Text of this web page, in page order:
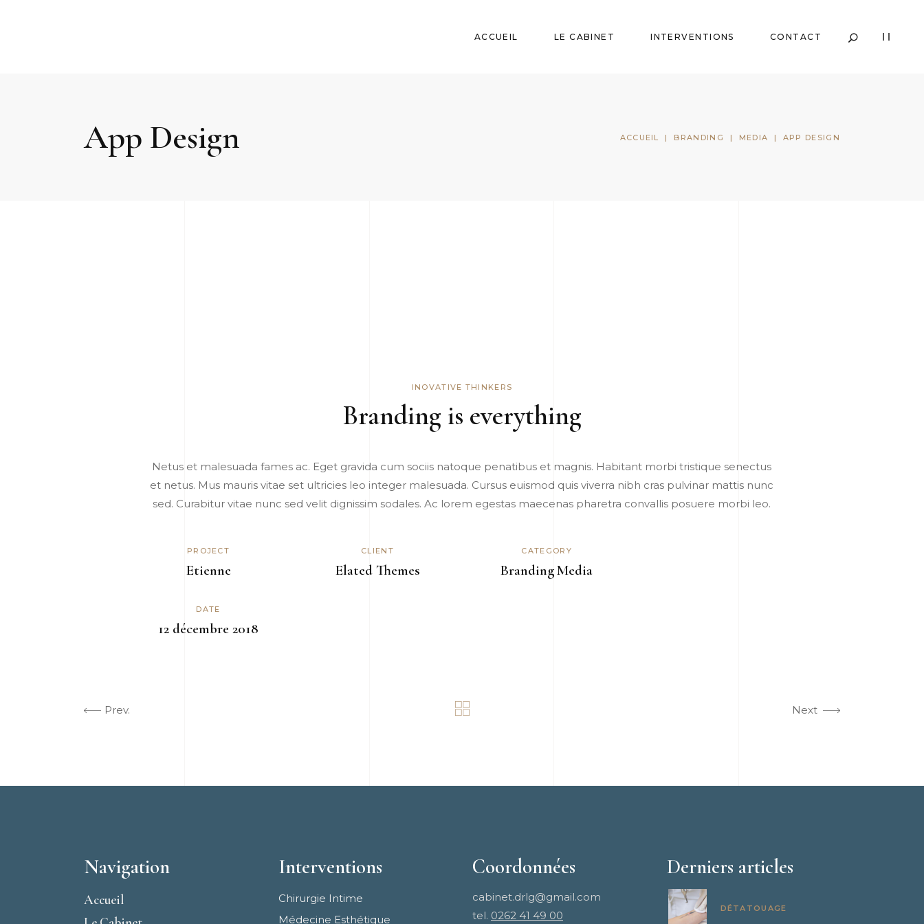
ACCUEIL LE CABINET INTERVENTIONS CONTACT
App Design ACCUEIL | BRANDING | MEDIA | APP DESIGN
INOVATIVE THINKERS
Branding is everything
Netus et malesuada fames ac. Eget gravida cum sociis natoque penatibus et magnis. Habitant morbi tristique senectus
et netus. Mus mauris vitae set ultricies leo integer malesuada. Cursus euismod quis viverra nibh cras pulvinar mattis nunc
sed. Curabitur vitae nunc sed velit dignissim sodales. Ac lorem egestas maecenas pharetra convallis posuere morbi leo.
PROJECT
Etienne
CLIENT
Elated Themes
CATEGORY
BrandingMedia
DATE
12 décembre 2018
Prev. Next
Navigation
Accueil
Interventions
Chirurgie Intime
Médecine Esthétique
Coordonnées
cabinet.drlg@gmail.com
tel. 0262 41 49 00
Derniers articles
DÉTATOUAGE